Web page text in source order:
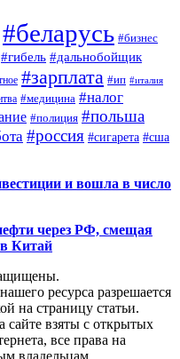
#беларусь #бизнес
#гибель #дальнобойщик
#зарплата #ип #италия
#медицина #налог
#полиция #польша
#россия #сигарета #сша
и вошла в число
через РФ, смещая
Китай
ресурса разрешается
на страницу статьи.
сайте взяты с открытых
все права на
владельцам.